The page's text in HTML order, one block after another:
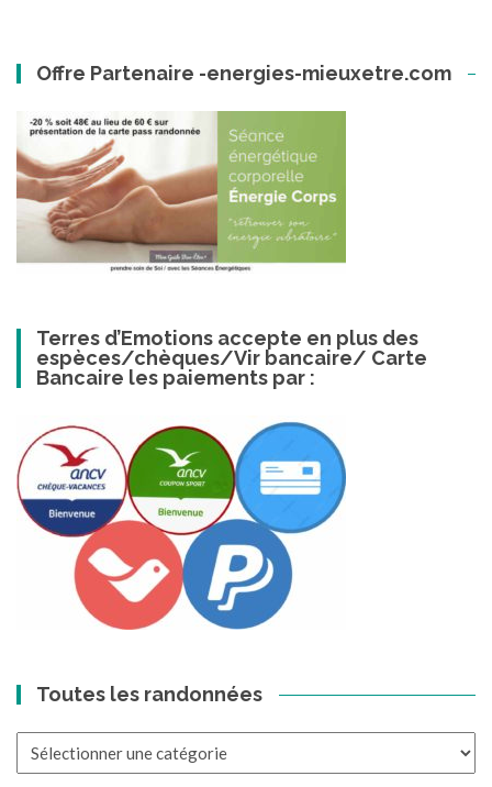
Offre Partenaire -energies-mieuxetre.com
Terres d’Emotions accepte en plus des
espèces/chèques/Vir bancaire/ Carte
Bancaire les paiements par :
Toutes les randonnées